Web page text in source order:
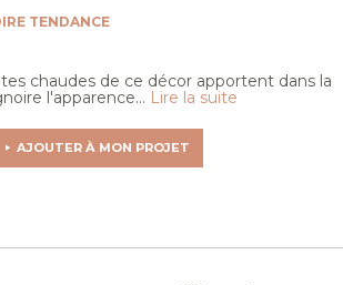
TENDANCE
chaudes de ce décor apportent dans la
l'apparence... Lire la suite
AJOUTER À MON PROJET